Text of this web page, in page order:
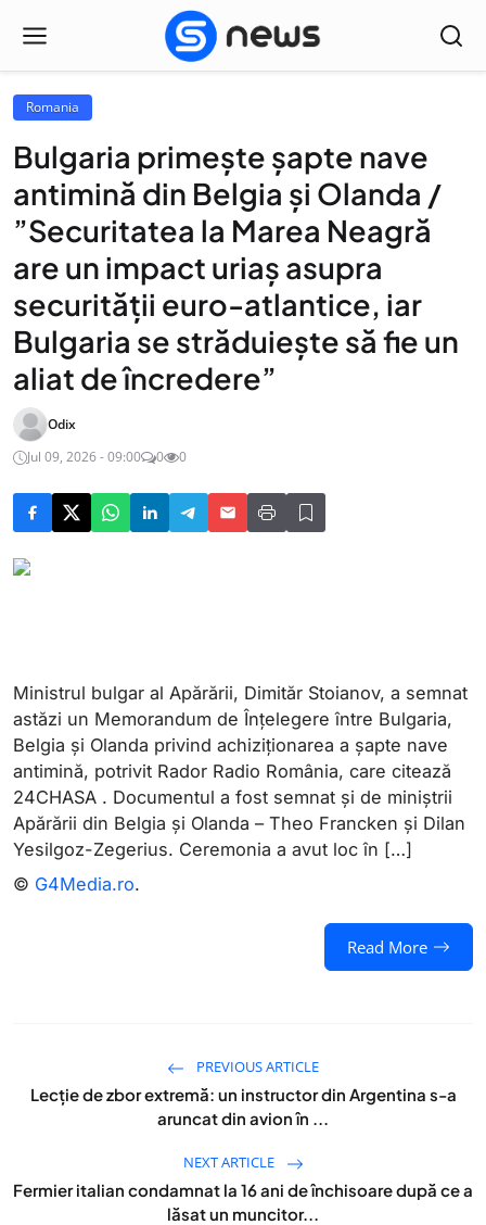
Romania
Bulgaria primește șapte nave
antimină din Belgia și Olanda /
”Securitatea la Marea Neagră
are un impact uriaș asupra
securității euro-atlantice, iar
Bulgaria se străduiește să fie un
aliat de încredere”
Odix
Jul 09, 2026 - 09:00
0 0
Ministrul bulgar al Apărării, Dimităr Stoianov, a semnat
astăzi un Memorandum de Înțelegere între Bulgaria,
Belgia și Olanda privind achiziționarea a șapte nave
antimină, potrivit Rador Radio România, care citează
24CHASA . Documentul a fost semnat și de miniștrii
Apărării din Belgia și Olanda – Theo Francken și Dilan
Yesilgoz-Zegerius. Ceremonia a avut loc în […]
© G4Media.ro.
Read More
PREVIOUS ARTICLE
Lecție de zbor extremă: un instructor din Argentina s-a
aruncat din avion în ...
NEXT ARTICLE
Fermier italian condamnat la 16 ani de închisoare după ce a
lăsat un muncitor...